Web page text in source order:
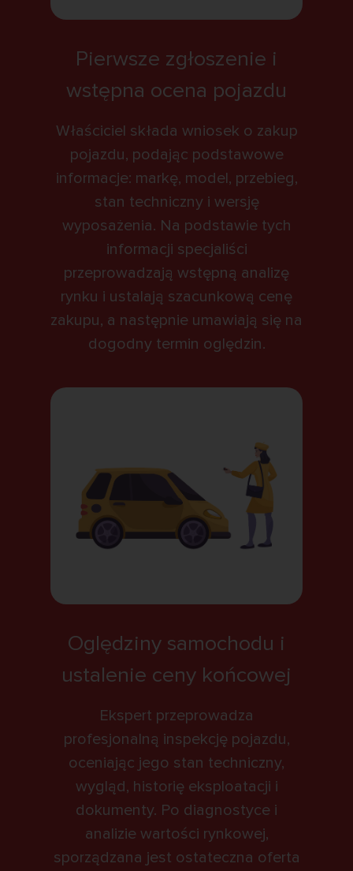
Pierwsze zgłoszenie i
wstępna ocena pojazdu
Właściciel składa wniosek o zakup
pojazdu, podając podstawowe
informacje: markę, model, przebieg,
stan techniczny i wersję
wyposażenia. Na podstawie tych
informacji specjaliści
przeprowadzają wstępną analizę
rynku i ustalają szacunkową cenę
zakupu, a następnie umawiają się na
dogodny termin oględzin.
Oględziny samochodu i
ustalenie ceny końcowej
Ekspert przeprowadza
profesjonalną inspekcję pojazdu,
oceniając jego stan techniczny,
wygląd, historię eksploatacji i
dokumenty. Po diagnostyce i
analizie wartości rynkowej,
sporządzana jest ostateczna oferta